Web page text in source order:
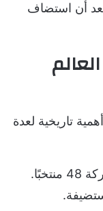
بعد أن استضاف
ويحمل موعد افتتاح كأس العالم 2026 أهمية تاريخية لعدة